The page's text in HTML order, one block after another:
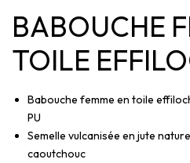
BABOUCHE
TOILE
Babouche femme en toile
PU
Semelle vulcanisée en jute
caoutchouc